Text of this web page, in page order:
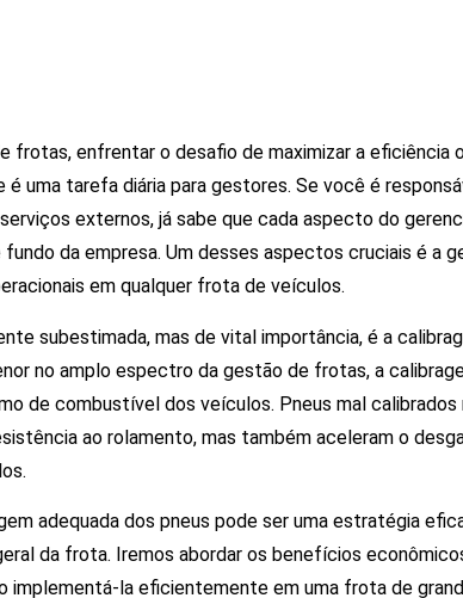
frotas, enfrentar o desafio de maximizar a eficiência
uma tarefa diária para gestores. Se você é
externos, já sabe que cada aspecto do
da empresa. Um desses aspectos cruciais é a
em qualquer frota de veículos.
subestimada, mas de vital importância, é a
no amplo espectro da gestão de frotas, a
de combustível dos veículos. Pneus mal calibrados
ao rolamento, mas também aceleram o
adequada dos pneus pode ser uma estratégia
da frota. Iremos abordar os benefícios
implementá-la eficientemente em uma frota de